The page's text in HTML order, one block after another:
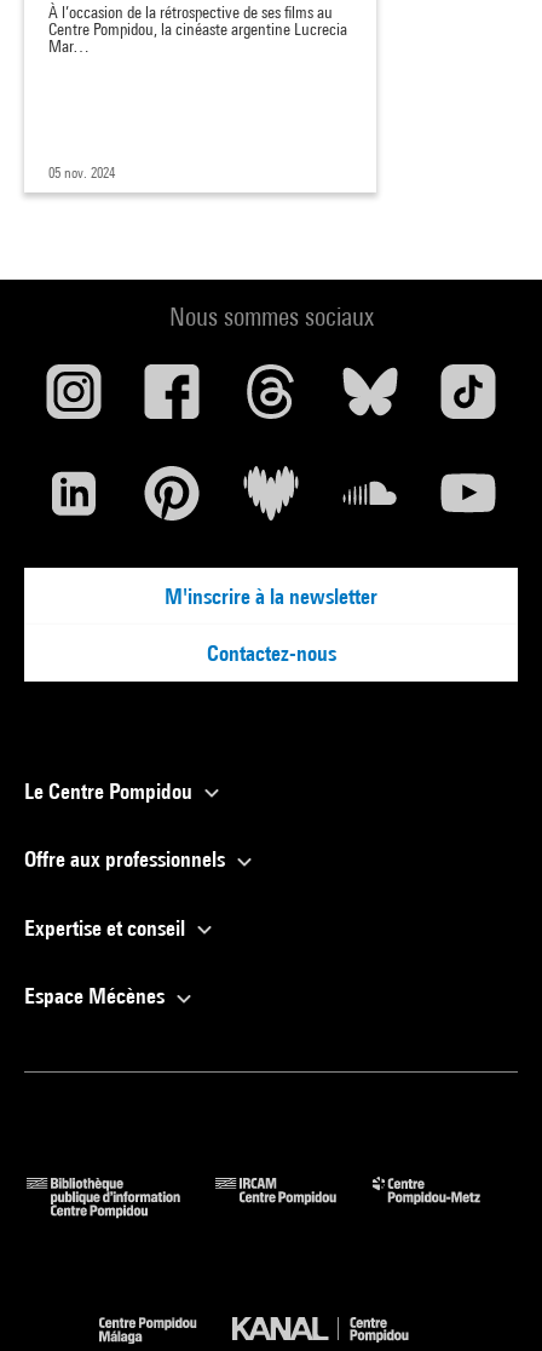
À l’occasion de la rétrospective de ses films au
Centre Pompidou, la cinéaste argentine Lucrecia
Mar…
05 nov. 2024
Nous sommes sociaux
M'inscrire à la newsletter
Contactez-nous
Le Centre Pompidou
Offre aux professionnels
Expertise et conseil
Espace Mécènes